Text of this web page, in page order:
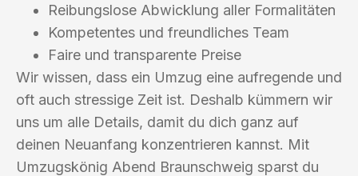
Reibungslose Abwicklung aller Formalitäten
Kompetentes und freundliches Team
Faire und transparente Preise
Wir wissen, dass ein Umzug eine aufregende und
oft auch stressige Zeit ist. Deshalb kümmern wir
uns um alle Details, damit du dich ganz auf
deinen Neuanfang konzentrieren kannst. Mit
Umzugskönig Abend Braunschweig sparst du